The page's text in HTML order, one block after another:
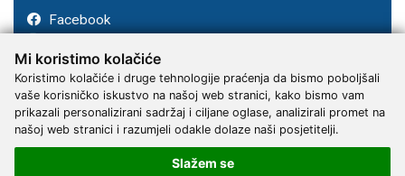
Mi koristimo kolačiće
Koristimo kolačiće i druge tehnologije praćenja da bismo poboljšali
vaše korisničko iskustvo na našoj web stranici, kako bismo vam
prikazali personalizirani sadržaj i ciljane oglase, analizirali promet na
našoj web stranici i razumjeli odakle dolaze naši posjetitelji.
Slažem se
Facebook
Youtube
2017 - 2026 © Kvantum-tim d.o.o.